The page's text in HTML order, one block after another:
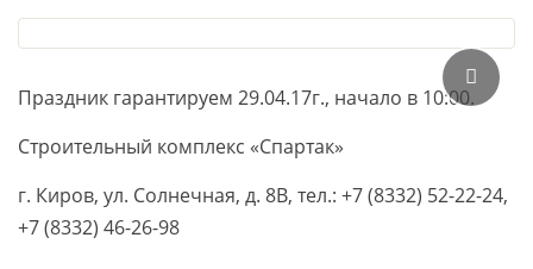
Праздник гарантируем 29.04.17г., начало в 10:00.
Строительный комплекс «Спартак»
г. Киров, ул. Солнечная, д. 8В, тел.: +7 (8332) 52-22-24,
+7 (8332) 46-26-98